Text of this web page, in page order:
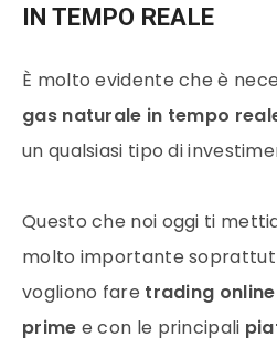
IN TEMPO REALE
È molto evidente che è
gas naturale in tempo
un qualsiasi tipo di
Questo che noi oggi ti
molto importante
vogliono fare trading online
prime e con le principali